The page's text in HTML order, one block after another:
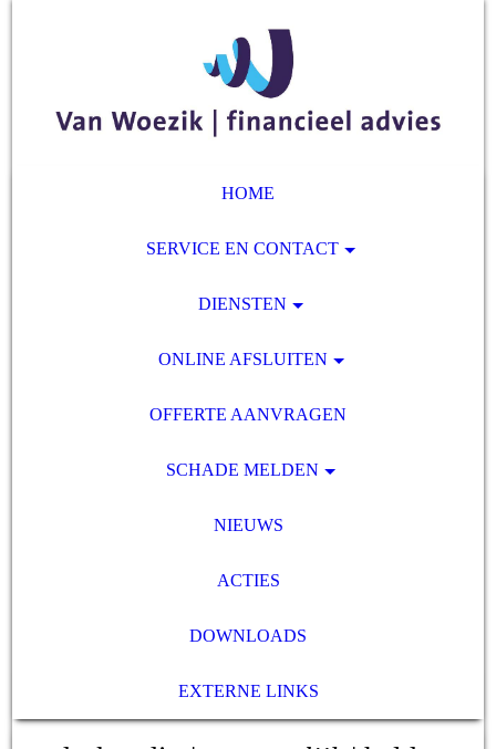
HOME
SERVICE EN CONTACT
DIENSTEN
ONLINE AFSLUITEN
OFFERTE AANVRAGEN
SCHADE MELDEN
NIEUWS
ACTIES
DOWNLOADS
EXTERNE LINKS